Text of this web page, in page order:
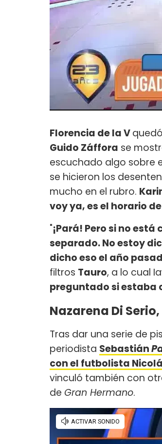
Florencia de la V
Guido Záffora se
escuchado algo sobre
se hicieron los
mucho en el rubro.
voy ya, es el horario
"¡Pará! Pero si no
separado. No estoy
dicho eso el año
filtros Tauro, a lo cual
preguntado si estaba
Nazarena Di
Tras dar una serie de
periodista Sebastián
con el futbolista
vinculó también con
de Gran Hermano.